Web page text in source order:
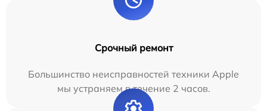
Срочный ремонт
Большинство неисправностей техники Apple
мы устраняем в течение 2 часов.